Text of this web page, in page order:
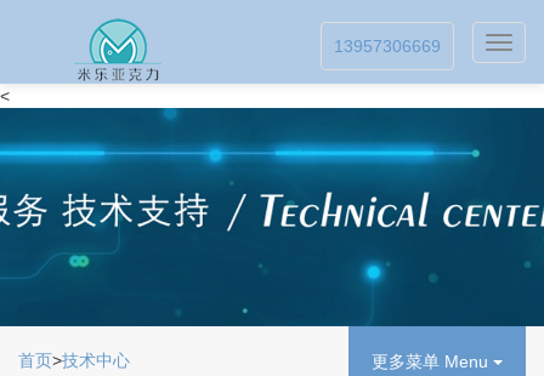
<
13957306669
更多菜单 Menu
首页>技术中心